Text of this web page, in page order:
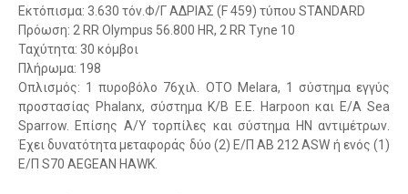
Εκτόπισμα: 3.630 τόν.Φ/Γ ΑΔΡΙΑΣ (F 459) τύπου STANDARD
Πρόωση: 2 RR Olympus 56.800 HR, 2 RR Tyne 10
Ταχύτητα: 30 κόμβοι
Πλήρωμα: 198
Οπλισμός: 1 πυροβόλο 76χιλ. ΟΤΟ Melara, 1 σύστημα εγγύς
προστασίας Phalanx, σύστημα Κ/Β Ε.Ε. Harpoon και Ε/Α Sea
Sparrow. Επίσης Α/Υ τορπίλες και σύστημα ΗΝ αντιμέτρων.
Έχει δυνατότητα μεταφοράς δύο (2) Ε/Π AB 212 ASW ή ενός (1)
Ε/Π S70 AEGEAN HAWK.